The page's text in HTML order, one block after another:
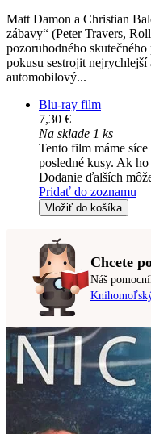
Matt Damon a Christian
zábavy“ (Peter Travers,
pozoruhodného
pokusu sestrojit
automobilový...
Blu-ray film
7,30 €
Na sklade 1 ks
Tento film máme
posledné kusy. Ak
Dodanie ďalších
Pridať do zoznamu
Vložiť do košíka
Chcete
Náš